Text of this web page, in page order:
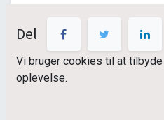
En sanserig skovtur der
fremhæver roen i dig,
du ser omkring dig
Det er dét, der venter dig,
oplæsning af japanske
Del
Vi bruger cookies til at
oplevelse.